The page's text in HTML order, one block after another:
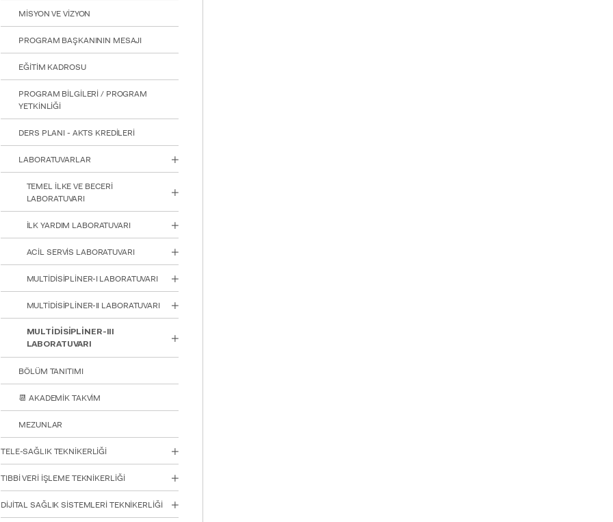
MİSYON VE VİZYON
PROGRAM BAŞKANININ MESAJI
EĞİTİM KADROSU
PROGRAM BİLGİLERİ / PROGRAM
YETKİNLİĞİ
DERS PLANI - AKTS KREDİLERİ
LABORATUVARLAR
TEMEL İLKE VE BECERİ
LABORATUVARI
İLK YARDIM LABORATUVARI
ACİL SERVİS LABORATUVARI
MULTİDİSİPLİNER-I LABORATUVARI
MULTİDİSİPLİNER-II LABORATUVARI
MULTİDİSİPLİNER-III
LABORATUVARI
BÖLÜM TANITIMI
📆 AKADEMİK TAKVİM
MEZUNLAR
TELE-SAĞLIK TEKNİKERLİĞİ
TIBBİ VERİ İŞLEME TEKNİKERLİĞİ
DİJİTAL SAĞLIK SİSTEMLERİ TEKNİKERLİĞİ